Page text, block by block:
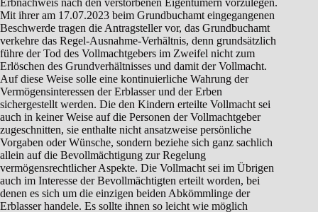
Erbnachweis nach den verstorbenen Eigentümern vorzulegen.
Mit ihrer am 17.07.2023 beim Grundbuchamt eingegangenen
Beschwerde tragen die Antragsteller vor, das Grundbuchamt
verkehre das Regel-Ausnahme-Verhältnis, denn grundsätzlich
führe der Tod des Vollmachtgebers im Zweifel nicht zum
Erlöschen des Grundverhältnisses und damit der Vollmacht.
Auf diese Weise solle eine kontinuierliche Wahrung der
Vermögensinteressen der Erblasser und der Erben
sichergestellt werden. Die den Kindern erteilte Vollmacht sei
auch in keiner Weise auf die Personen der Vollmachtgeber
zugeschnitten, sie enthalte nicht ansatzweise persönliche
Vorgaben oder Wünsche, sondern beziehe sich ganz sachlich
allein auf die Bevollmächtigung zur Regelung
vermögensrechtlicher Aspekte. Die Vollmacht sei im Übrigen
auch im Interesse der Bevollmächtigten erteilt worden, bei
denen es sich um die einzigen beiden Abkömmlinge der
Erblasser handele. Es sollte ihnen so leicht wie möglich